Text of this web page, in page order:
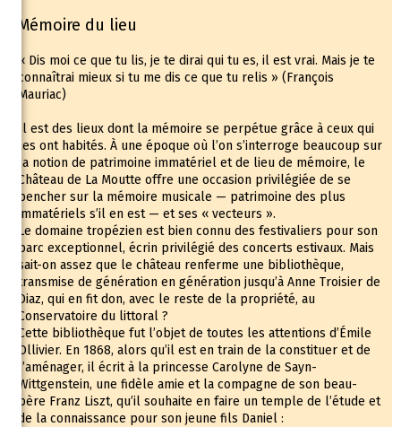
Mémoire du lieu
« Dis moi ce que tu lis, je te dirai qui tu es, il est vrai. Mais je te
connaîtrai mieux si tu me dis ce que tu relis » (François
Mauriac)
Il est des lieux dont la mémoire se perpétue grâce à ceux qui
les ont habités. À une époque où l’on s’interroge beaucoup sur
la notion de patrimoine immatériel et de lieu de mémoire, le
Château de La Moutte offre une occasion privilégiée de se
pencher sur la mémoire musicale — patrimoine des plus
immatériels s’il en est — et ses « vecteurs ».
Le domaine tropézien est bien connu des festivaliers pour son
parc exceptionnel, écrin privilégié des concerts estivaux. Mais
sait-on assez que le château renferme une bibliothèque,
transmise de génération en génération jusqu’à Anne Troisier de
Diaz, qui en fit don, avec le reste de la propriété, au
Conservatoire du littoral ?
Cette bibliothèque fut l’objet de toutes les attentions d’Émile
Ollivier. En 1868, alors qu’il est en train de la constituer et de
l’aménager, il écrit à la princesse Carolyne de Sayn-
Wittgenstein, une fidèle amie et la compagne de son beau-
père Franz Liszt, qu’il souhaite en faire un temple de l’étude et
de la connaissance pour son jeune fils Daniel :